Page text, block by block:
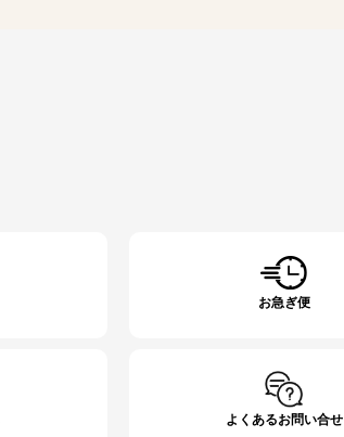
お急ぎ便
よくあるお問い合せ